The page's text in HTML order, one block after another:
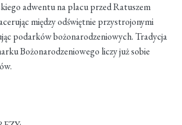
adwentu na placu przed Ratuszem
między odświętnie przystrojonymi
podarków bożonarodzeniowych. Tradycja
Bożonarodzeniowego liczy już sobie